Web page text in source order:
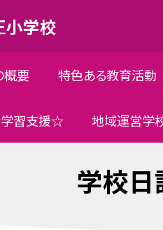
小学校
概要 特色ある教育活動
習支援☆ 地域運営学
学校日